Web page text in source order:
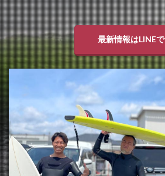
最新情報はLINEで